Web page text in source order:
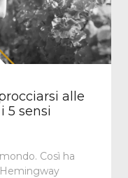
alle
5 sensi
Così ha